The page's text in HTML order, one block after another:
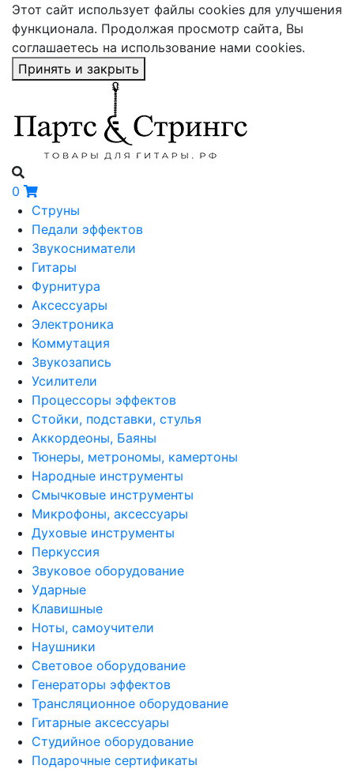
Этот сайт использует файлы cookies для улучшения
функционала. Продолжая просмотр сайта, Вы
соглашаетесь на использование нами cookies.
Принять и закрыть
0
Струны
Педали эффектов
Звукосниматели
Гитары
Фурнитура
Аксессуары
Электроника
Коммутация
Звукозапись
Усилители
Процессоры эффектов
Стойки, подставки, стулья
Аккордеоны, Баяны
Тюнеры, метрономы, камертоны
Народные инструменты
Смычковые инструменты
Микрофоны, аксессуары
Духовые инструменты
Перкуссия
Звуковое оборудование
Ударные
Клавишные
Ноты, самоучители
Наушники
Световое оборудование
Генераторы эффектов
Трансляционное оборудование
Гитарные аксессуары
Студийное оборудование
Подарочные сертификаты